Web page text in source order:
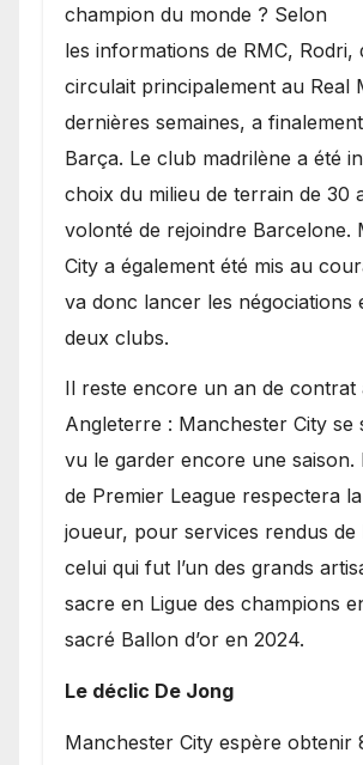
champion du monde ? Selon
les informations de RMC, Rodri,
circulait principalement au Real
dernières semaines, a
Barça. Le club madrilène a été
choix du milieu de terrain de 30
volonté de rejoindre Barcelone.
City a également été mis au
va donc lancer les négociations
deux clubs.
​Il reste encore un an de contrat
Angleterre : Manchester City se
vu le garder encore une saison.
de Premier League respectera
joueur, pour services rendus de
celui qui fut l’un des grands
sacre en Ligue des champions
sacré Ballon d’or en 2024.
Le déclic De Jong
​Manchester City espère obtenir